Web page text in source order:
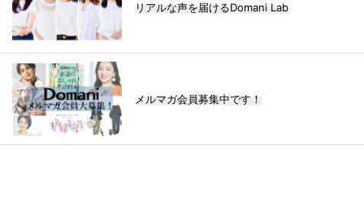
リアルな声を届けるDomani Lab
メルマガ会員募集中です！